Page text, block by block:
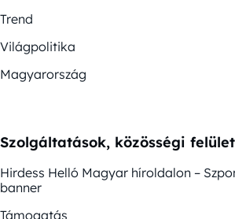
Trend
Világpolitika
Magyarország
Szolgáltatások, közösségi
Hirdess Helló Magyar híroldalon –
banner
Támogatás